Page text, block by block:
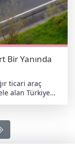
Bir Yanında
ticari araç
alan Türkiye
arasında
şehir ve 15
temsilcileriyle